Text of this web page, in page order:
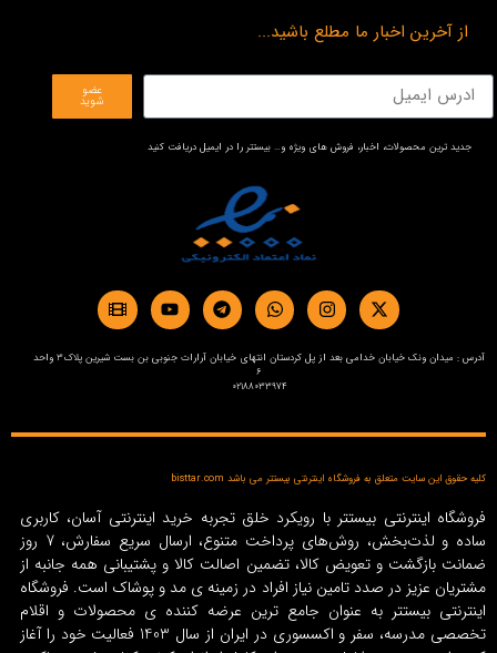
از آخرین اخبار ما مطلع باشید...
عضو
شوید
جدید ترین محصولات، اخبار، فروش های ویژه و… بیستتر را در ایمیل دریافت کنید
آدرس : میدان ونک خیابان خدامی بعد از پل کردستان انتهای خیابان آرارات جنوبی بن بست شیرین پلاک3 واحد
6
02188033974
کلیه حقوق این سایت متعلق به فروشگاه اینترنتی بیستتر می باشد bisttar.com
فروشگاه اینترنتی بیستتر با رویکرد خلق تجربه خرید اینترنتی آسان، کاربری
ساده و لذت‌بخش، روش‌های پرداخت متنوع، ارسال سریع سفارش، 7 روز
ضمانت بازگشت و تعویض کالا، تضمین اصالت کالا و پشتیبانی همه جانبه از
مشتریان عزیز در صدد تامین نیاز افراد در زمینه‌ ی مد و پوشاک است. فروشگاه
اینترنتی بیستتر به عنوان جامع ترین عرضه کننده ی محصولات و اقلام
تخصصی مدرسه، سفر و اکسسوری در ایران از سال 1403 فعالیت خود را آغاز